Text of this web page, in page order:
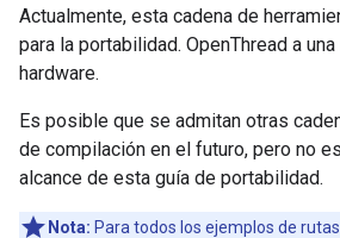
Actualmente, esta cadena de
para la portabilidad. OpenThread a
hardware.
Es posible que se admitan otras
de compilación en el futuro, pero no
alcance de esta guía de portabilidad.
Nota: Para todos los ejemplos de